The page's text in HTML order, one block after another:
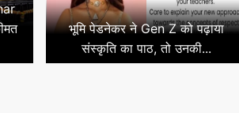
भूमि पेडनेकर ने Gen Z को पढ़ाया
संस्कृति का पाठ, तो उनकी...